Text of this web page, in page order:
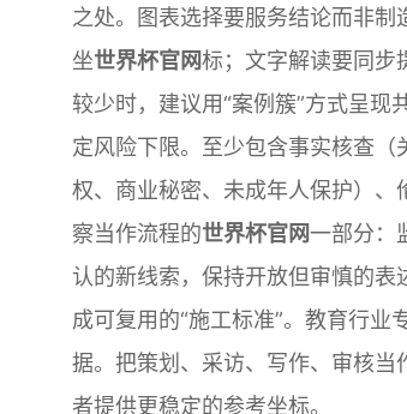
之处。图表选择要服务结论而非
坐世界杯官网标；文字解读要同步
较少时，建议用“案例簇”方式呈
定风险下限。至少包含事实核查
权、商业秘密、未成年人保护）
察当作流程的世界杯官网一部分：
认的新线索，保持开放但审慎的
成可复用的“施工标准”。教育行
据。把策划、采访、写作、审核
者提供更稳定的参考坐标。